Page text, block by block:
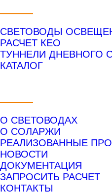
СВЕТОВОДЫ
РАСЧЕТ КЕО
ТУННЕЛИ ДНЕВНОГО
КАТАЛОГ
О СВЕТОВОДАХ
О СОЛАРЖИ
РЕАЛИЗОВАННЫЕ
НОВОСТИ
ДОКУМЕНТАЦИЯ
ЗАПРОСИТЬ РАСЧЕТ
КОНТАКТЫ